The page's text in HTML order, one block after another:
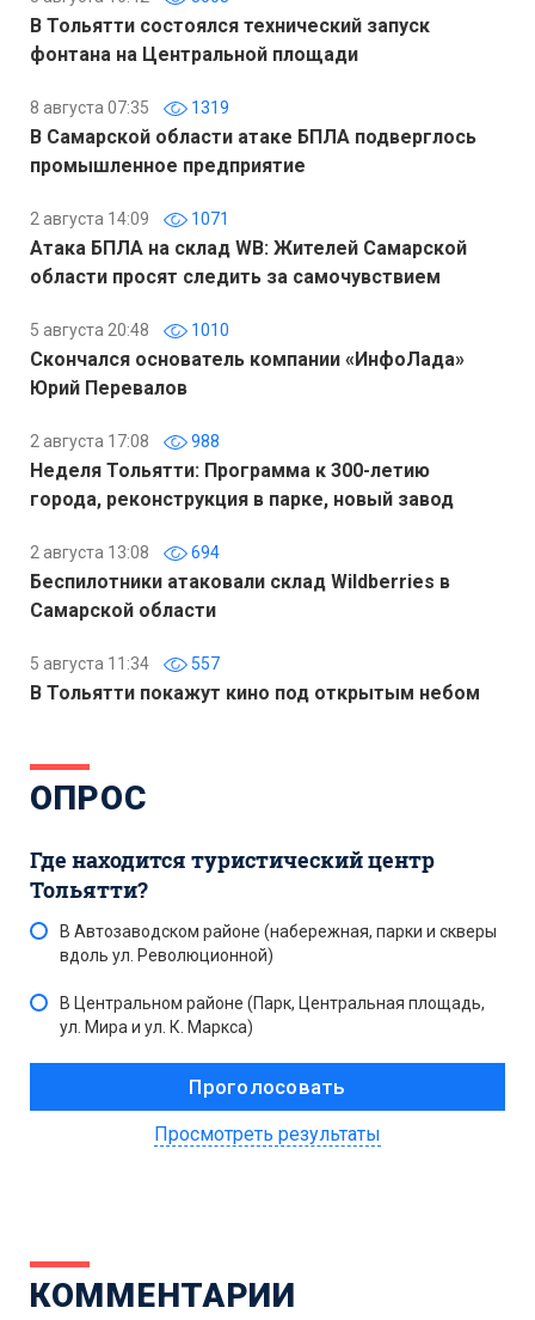
В Тольятти состоялся технический запуск
фонтана на Центральной площади
8 августа 07:35 1319
В Самарской области атаке БПЛА подверглось
промышленное предприятие
2 августа 14:09 1071
Атака БПЛА на склад WB: Жителей Самарской
области просят следить за самочувствием
5 августа 20:48 1010
Скончался основатель компании «ИнфоЛада»
Юрий Перевалов
2 августа 17:08 988
Неделя Тольятти: Программа к 300-летию
города, реконструкция в парке, новый завод
2 августа 13:08 694
Беспилотники атаковали склад Wildberries в
Самарской области
5 августа 11:34 557
В Тольятти покажут кино под открытым небом
ОПРОС
Где находится туристический центр
Тольятти?
В Автозаводском районе (набережная, парки и скверы
вдоль ул. Революционной)
В Центральном районе (Парк, Центральная площадь,
ул. Мира и ул. К. Маркса)
Просмотреть результаты
КОММЕНТАРИИ